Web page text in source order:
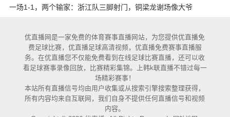
一场1-1，两个输家：浙江队三脚射门，铜梁龙谢场像大爷
优直播网是一家免费的体育赛事直播网站，为您提供优直播免
费足球比赛，优直播足球高清视频，优直播免费赛事直播服
务。在优直播您不仅能免费看到在线足球比赛直播，还可以收
看足球赛事录像回放，比赛精彩集锦。上韩k联直播不错过每一
场精彩赛事！
本站所有直播信号均由用户收集或从搜索引擎搜索整理获得，
所有内容均来自互联网，我们自身不提供任何直播信号和视频
内容。